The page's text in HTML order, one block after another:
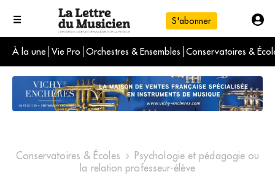
S'abonner
À la une Vie Pro Orchestres & Ensembles Conservatoires &
L'info du jour
Le numéro du mois
International
Conservatoires & Écoles
Psychologie et pédagogie ou
la relation professeur-élève